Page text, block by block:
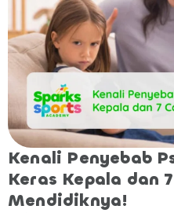
Kenali Penyebab
Keras Kepala dan
Mendidiknya!